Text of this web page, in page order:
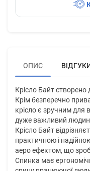
ОПИС
Крісло Байт створено
Крім безперечно
крісло є зручним для
дуже важливий
Крісло Байт
практичною і
аеро ефектом, що
Спинка має